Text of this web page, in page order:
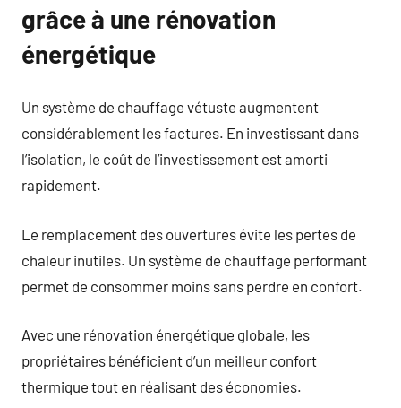
grâce à une rénovation
énergétique
Un système de chauffage vétuste augmentent
considérablement les factures. En investissant dans
l’isolation, le coût de l’investissement est amorti
rapidement.
Le remplacement des ouvertures évite les pertes de
chaleur inutiles. Un système de chauffage performant
permet de consommer moins sans perdre en confort.
Avec une rénovation énergétique globale, les
propriétaires bénéficient d’un meilleur confort
thermique tout en réalisant des économies.